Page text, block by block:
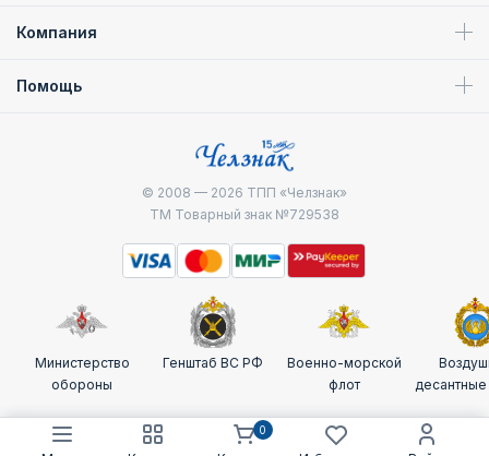
Компания
Помощь
© 2008 — 2026 ТПП «Челзнак»
ТМ Товарный знак №729538
Министерство
обороны
Генштаб ВС РФ
Военно-морской
флот
десантные
0